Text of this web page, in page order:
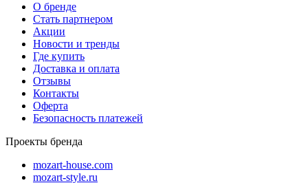
О бренде
Стать партнером
Акции
Новости и тренды
Где купить
Доставка и оплата
Отзывы
Контакты
Оферта
Безопасность платежей
Проекты бренда
mozart-house.com
mozart-style.ru